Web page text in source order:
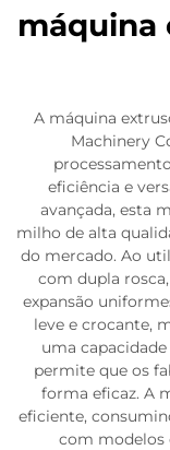
máquina
A máquina
Machinery
eficiência e
avançada, esta
milho de alta
do mercado. Ao
com dupla
expansão
leve e crocante,
uma
permite que os
forma eficaz. A
eficiente,
com modelos